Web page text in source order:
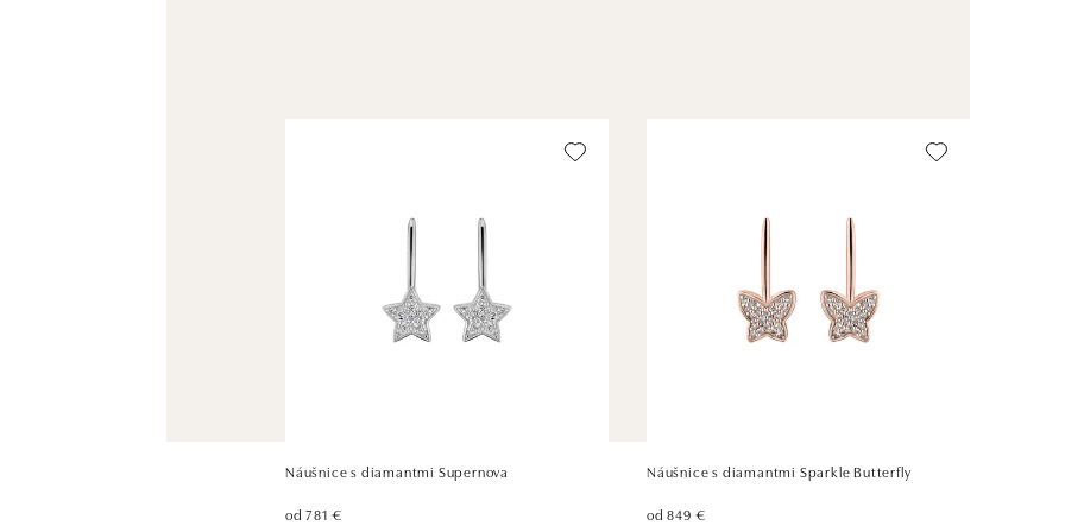
Náušnice s diamantmi Supernova
od 781 €
Náušnice s diamantmi Sparkle Butterfly
od 849 €